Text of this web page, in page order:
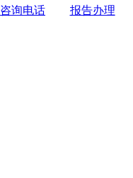
咨询电话 报告办理